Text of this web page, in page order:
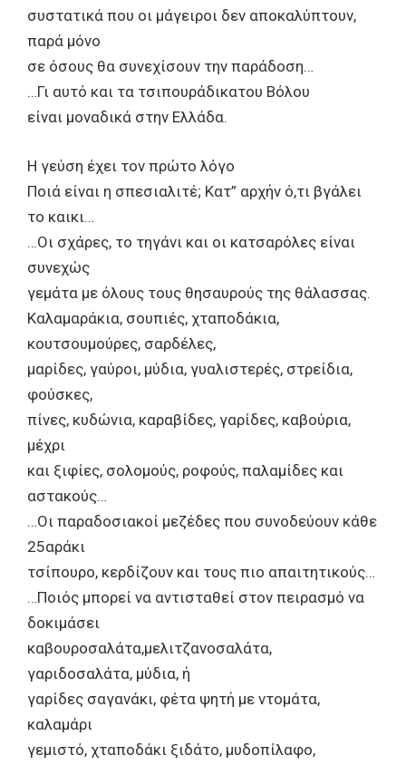
συστατικά που οι μάγειροι δεν αποκαλύπτουν,
παρά μόνο
σε όσους θα συνεχίσουν την παράδοση…
…Γι αυτό και τα τσιπουράδικατου Βόλου
είναι μοναδικά στην Ελλάδα.
Η γεύση έχει τον πρώτο λόγο
Ποιά είναι η σπεσιαλιτέ; Κατ” αρχήν ό,τι βγάλει
το καικι…
…Οι σχάρες, το τηγάνι και οι κατσαρόλες είναι
συνεχώς
γεμάτα με όλους τους θησαυρούς της θάλασσας.
Καλαμαράκια, σουπιές, χταποδάκια,
κουτσουμούρες, σαρδέλες,
μαρίδες, γαύροι, μύδια, γυαλιστερές, στρείδια,
φούσκες,
πίνες, κυδώνια, καραβίδες, γαρίδες, καβούρια,
μέχρι
και ξιφίες, σολομούς, ροφούς, παλαμίδες και
αστακούς…
…Οι παραδοσιακοί μεζέδες που συνοδεύουν κάθε
25αράκι
τσίπουρο, κερδίζουν και τους πιο απαιτητικούς…
…Ποιός μπορεί να αντισταθεί στον πειρασμό να
δοκιμάσει
καβουροσαλάτα,μελιτζανοσαλάτα,
γαριδοσαλάτα, μύδια, ή
γαρίδες σαγανάκι, φέτα ψητή με ντομάτα,
καλαμάρι
γεμιστό, χταποδάκι ξιδάτο, μυδοπίλαφο,